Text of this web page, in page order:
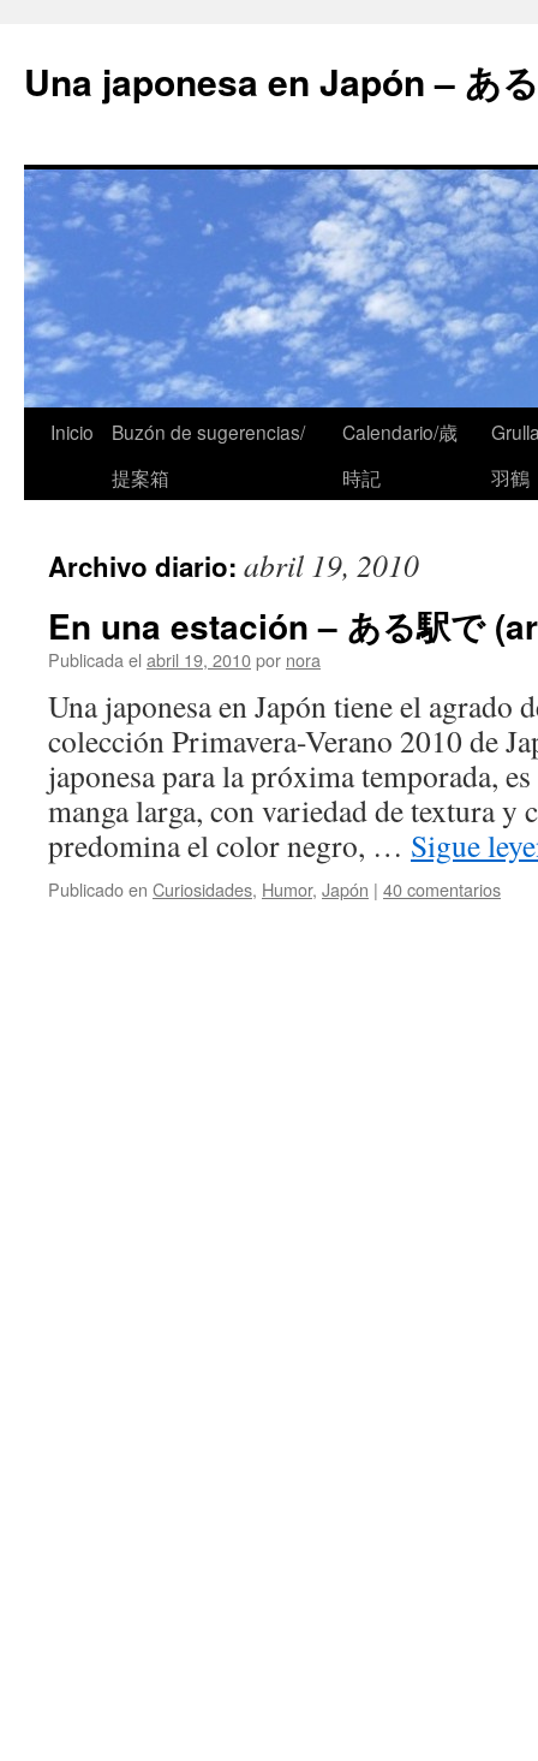
Una japonesa en Japón – あ
Inicio
Buzón de sugerencias/
提案箱
Calendario/歳
時記
羽鶴
Archivo diario: abril 19, 2010
En una estación – ある駅で
Publicada el abril 19, 2010por nora
Una japonesa en Japón tiene el agrado
colección Primavera-Verano 2010 de
japonesa para la próxima temporada,
manga larga, con variedad de textura y
predomina el color negro, … Sigue
Publicado en Curiosidades, Humor, Japón | 40 comentarios